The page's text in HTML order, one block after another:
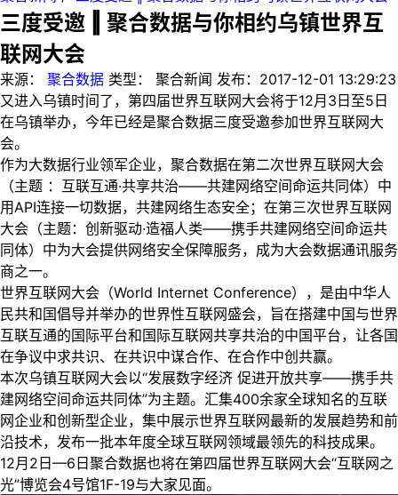
三度受邀 ‖ 聚合数据与你相约乌镇世界互
联网大会
来源： 聚合数据 类型： 聚合新闻 发布： 2017-12-01 13:29:23
又进入乌镇时间了，第四届世界互联网大会将于12月3日至5日
在乌镇举办，今年已经是聚合数据三度受邀参加世界互联网大
会。
作为大数据行业领军企业，聚合数据在第二次世界互联网大会
（主题 ：互联互通·共享共治——共建网络空间命运共同体）中
用API连接一切数据，共建网络生态安全；在第三次世界互联网
大会（主题：创新驱动·造福人类——携手共建网络空间命运共
同体）中为大会提供网络安全保障服务，成为大会数据通讯服务
商之一。
世界互联网大会（World Internet Conference），是由中华人
民共和国倡导并举办的世界性互联网盛会，旨在搭建中国与世界
互联互通的国际平台和国际互联网共享共治的中国平台，让各国
在争议中求共识、在共识中谋合作、在合作中创共赢。
本次乌镇互联网大会以“发展数字经济 促进开放共享——携手共
建网络空间命运共同体”为主题。汇集400余家全球知名的互联
网企业和创新型企业，集中展示世界互联网最新的发展趋势和前
沿技术，发布一批本年度全球互联网领域最领先的科技成果。
12月2日—6日聚合数据也将在第四届世界互联网大会“互联网之
光”博览会4号馆1F-19与大家见面。